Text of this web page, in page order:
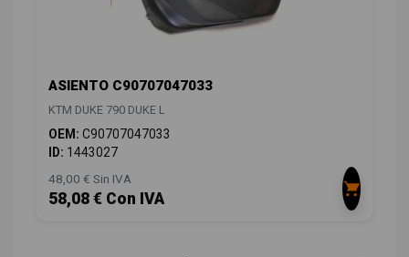
ASIENTO C90707047033
KTM DUKE 790 DUKE L
OEM: C90707047033
ID: 1443027
48,00 € Sin IVA
58,08 € Con IVA